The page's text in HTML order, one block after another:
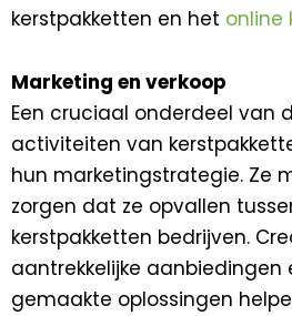
kerstpakketten en het online
Marketing en verkoop
Een cruciaal onderdeel van
activiteiten van
hun marketingstrategie. Ze
zorgen dat ze opvallen
kerstpakketten bedrijven.
aantrekkelijke aanbiedingen
gemaakte oplossingen